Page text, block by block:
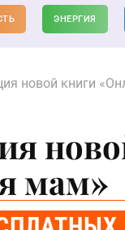
ЭНЕРГИЯ
новой книги
мам»